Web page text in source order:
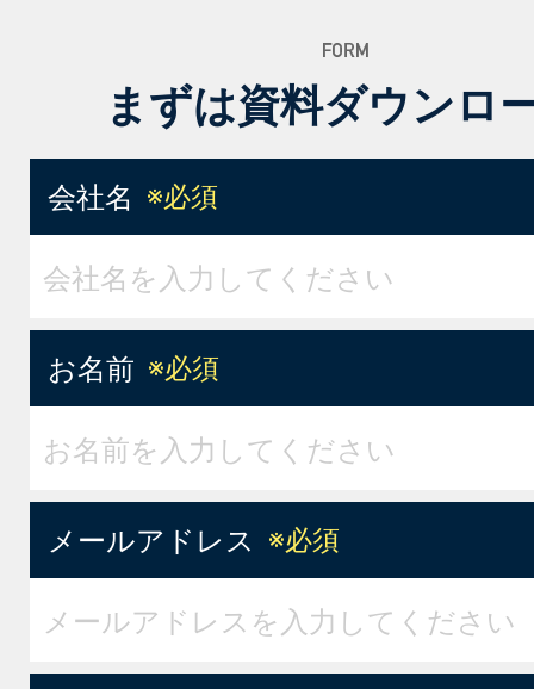
まずは資料ダウンロ
会社名 ※必須
お名前 ※必須
メールアドレス ※必須